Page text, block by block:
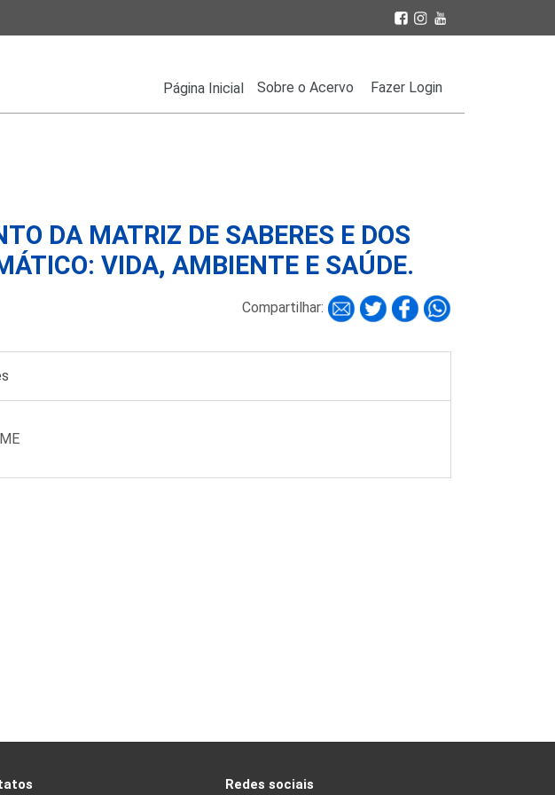
Página Inicial Sobre o Acervo Fazer Login
DA MATRIZ DE SABERES E DOS
VIDA, AMBIENTE E SAÚDE.
Compartilhar:
Redes sociais